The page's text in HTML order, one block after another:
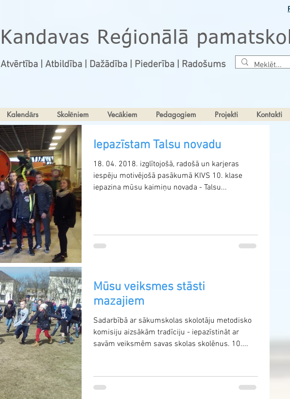
Kandavas Reģionālā
Atvērtība | Atbildība | Dažādība | Piederība | Radošums
Kalendārs Skolēniem Vecākiem Pedagogiem Projekti Kontakti
Iepazīstam Talsu novadu
18. 04. 2018. izglītojošā, radošā un karjeras
iespēju motivējošā pasākumā KIVS 10. klase
iepazina mūsu kaimiņu novada - Talsu...
Mūsu veiksmes stāsti
mazajiem
Sadarbībā ar sākumskolas skolotāju metodisko
komisiju aizsākām tradīciju - iepazīstināt ar
savām veiksmēm savas skolas skolēnus. 10....